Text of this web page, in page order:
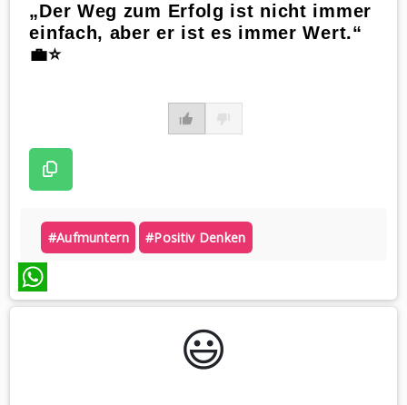
„Der Weg zum Erfolg ist nicht immer
einfach, aber er ist es immer Wert.“
💼⭐
#aufmuntern #positiv Denken
WhatsApp
😃️